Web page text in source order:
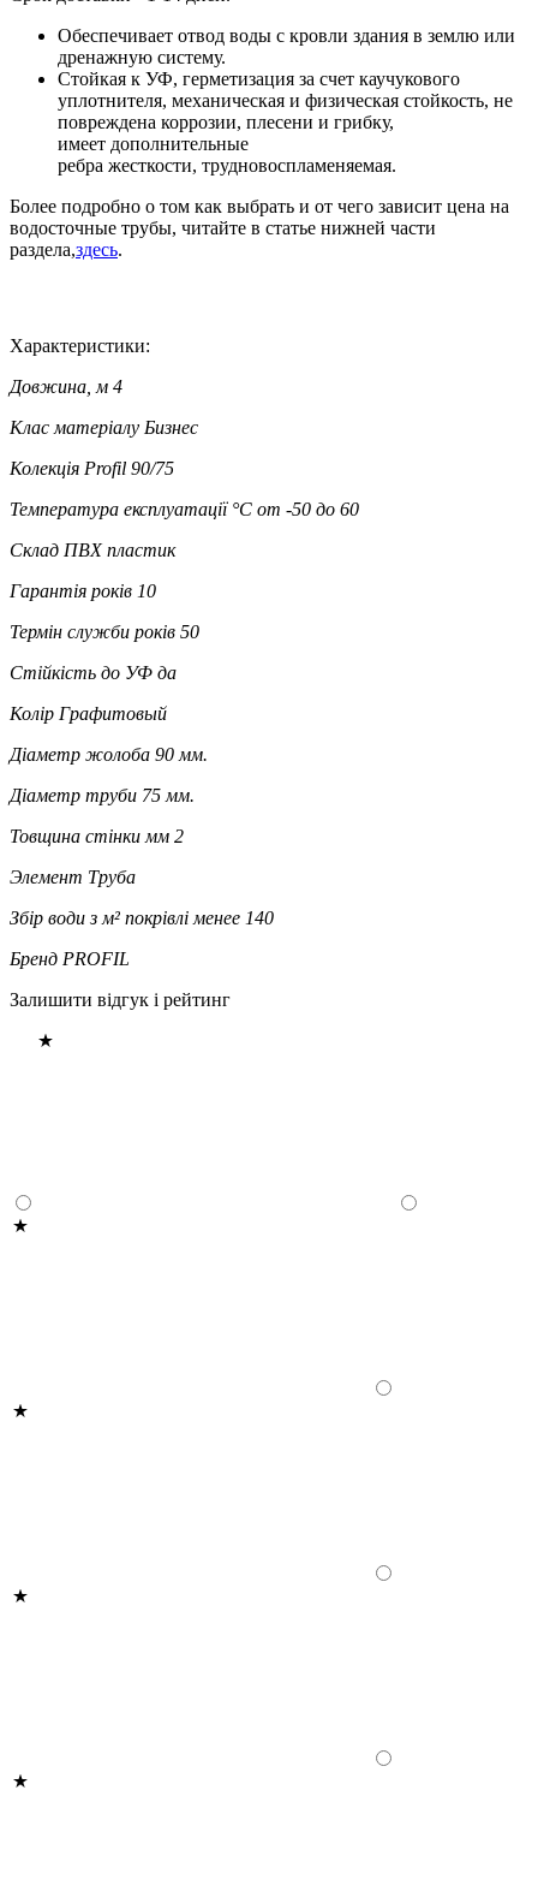
Обеспечивает отвод воды с кровли здания в землю или
дренажную систему.
Стойкая к УФ, герметизация за счет каучукового
уплотнителя, механическая и физическая стойкость, не
повреждена коррозии, плесени и грибку,
имеет дополнительные
ребра жесткости, трудновоспламеняемая.
Более подробно о том как выбрать и от чего зависит цена на
водосточные трубы, читайте в статье нижней части
раздела,здесь.
Характеристики:
Довжина, м 4
Клас матеріалу Бизнес
Колекція Profil 90/75
Температура експлуатації °C от -50 до 60
Склад ПВХ пластик
Гарантія років 10
Термін служби років 50
Стійкість до УФ да
Колір Графитовый
Діаметр жолоба 90 мм.
Діаметр труби 75 мм.
Товщина стінки мм 2
Элемент Труба
Збір води з м² покрівлі менее 140
Бренд PROFIL
Залишити відгук і рейтинг